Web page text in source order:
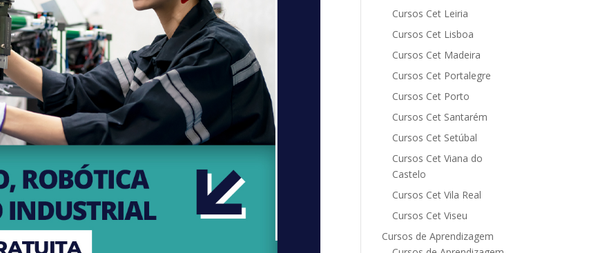
Cursos Cet Leiria
Cursos Cet Lisboa
Cursos Cet Madeira
Cursos Cet Portalegre
Cursos Cet Porto
Cursos Cet Santarém
Cursos Cet Setúbal
Cursos Cet Viana do
Castelo
Cursos Cet Vila Real
Cursos Cet Viseu
Cursos de Aprendizagem